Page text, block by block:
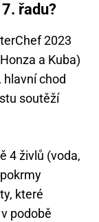
řadu?
2023
a Kuba)
hlavní chod
soutěží
4 živlů (voda,
které
podobě